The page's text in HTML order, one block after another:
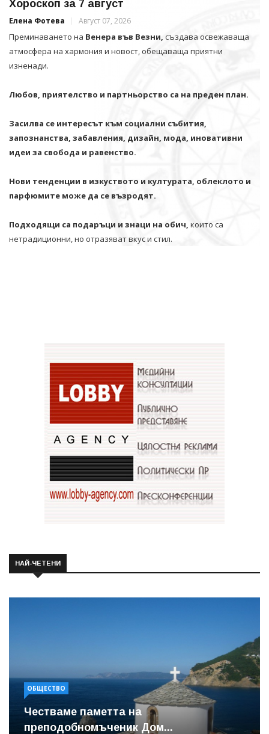
Хороскоп за 7 август
Елена Фотева Август 07, 2026
Преминаването на Венера във Везни, създава освежаваща
атмосфера на хармония и новост, обещаваща приятни
изненади.
Любов, приятелство и партньорство са на преден план.
Засилва се интересът към социални събития,
запознанства, забавления, дизайн, мода, иновативни
идеи за свобода и равенство.
Нови тенденции в изкуството и културата, облеклото и
парфюмите може да се възродят.
Подходящи са подаръци и знаци на обич, които са
нетрадиционни, но отразяват вкус и стил.
НАЙ-ЧЕТЕНИ
ОБЩЕСТВО
Честваме паметта на
преподобномъченик Дом...